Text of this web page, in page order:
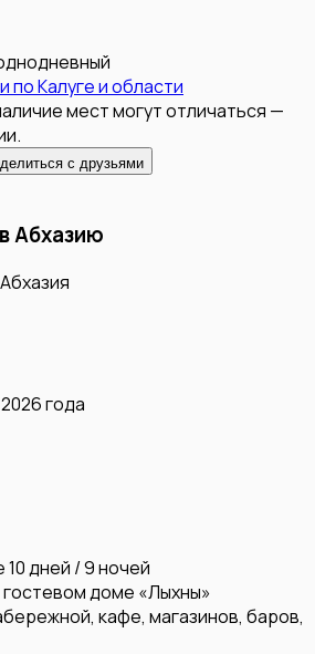
по Калуге и области
мест могут отличаться —
с друзьями
Абхазию
Абхазия
года
дней / 9 ночей
доме «Лыхны»
кафе, магазинов, баров,